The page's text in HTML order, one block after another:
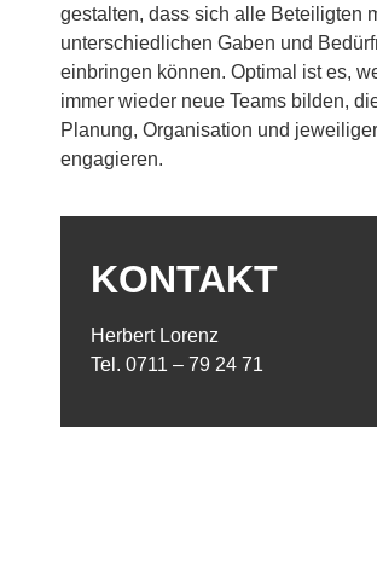
gestalten, dass sich alle Beteiligten
unterschiedlichen Gaben und
einbringen können. Optimal ist es,
immer wieder neue Teams bilden,
Planung, Organisation und
engagieren.
KONTAKT
Herbert Lorenz
Tel. 0711 – 79 24 71